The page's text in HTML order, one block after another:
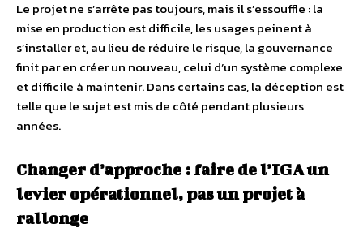
Le projet ne s’arrête pas toujours, mais il s’essouffle : la
mise en production est difficile, les usages peinent à
s’installer et, au lieu de réduire le risque, la gouvernance
finit par en créer un nouveau, celui d’un système complexe
et difficile à maintenir. Dans certains cas, la déception est
telle que le sujet est mis de côté pendant plusieurs
années.
Changer d’approche : faire de l’IGA un
levier opérationnel, pas un projet à
rallonge